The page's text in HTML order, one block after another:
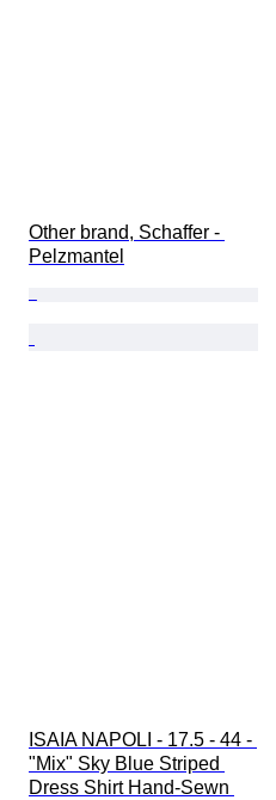
Other brand, Schaffer -
Pelzmantel
ISAIA NAPOLI - 17.5 - 44 -
"Mix" Sky Blue Striped
Dress Shirt Hand-Sewn